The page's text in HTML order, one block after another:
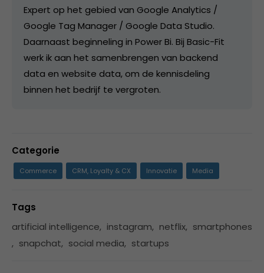
Expert op het gebied van Google Analytics /
Google Tag Manager / Google Data Studio.
Daarnaast beginneling in Power Bi. Bij Basic-Fit
werk ik aan het samenbrengen van backend
data en website data, om de kennisdeling
binnen het bedrijf te vergroten.
Categorie
Commerce CRM, Loyalty & CX Innovatie Media
Tags
artificial intelligence, instagram, netflix, smartphones
, snapchat, social media, startups